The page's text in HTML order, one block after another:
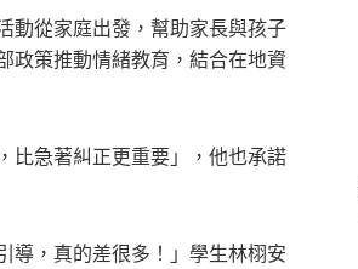
動從家庭出發，幫助家長與孩子
政策推動情緒教育，結合在地資
比急著糾正更重要」，他也承諾
導，真的差很多！」學生林栩安